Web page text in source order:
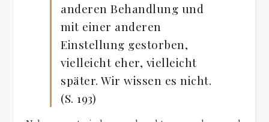
anderen Behandlung und
mit einer anderen
Einstellung gestorben,
vielleicht eher, vielleicht
später. Wir wissen es nicht.
(S. 193)